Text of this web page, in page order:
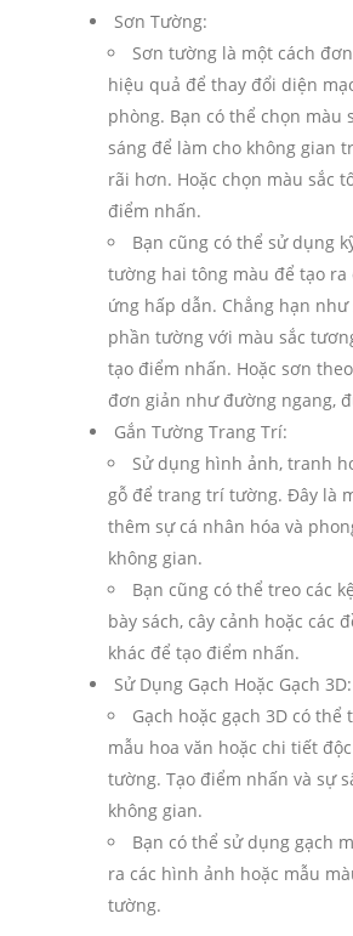
Sơn Tường:
Sơn tường là một cách
hiệu quả để thay đổi diện
phòng. Bạn có thể chọn màu
sáng để làm cho không gian
rãi hơn. Hoặc chọn màu sắc
điểm nhấn.
Bạn cũng có thể sử dụng
tường hai tông màu để tạo ra
ứng hấp dẫn. Chẳng hạn
phần tường với màu sắc
tạo điểm nhấn. Hoặc sơn
đơn giản như đường ngang,
Gắn Tường Trang Trí:
Sử dụng hình ảnh, tranh
gỗ để trang trí tường. Đây là
thêm sự cá nhân hóa và
không gian.
Bạn cũng có thể treo các
bày sách, cây cảnh hoặc các
khác để tạo điểm nhấn.
Sử Dụng Gạch Hoặc Gạch 3D:
Gạch hoặc gạch 3D có thể
mẫu hoa văn hoặc chi tiết
tường. Tạo điểm nhấn và sự
không gian.
Bạn có thể sử dụng gạch
ra các hình ảnh hoặc mẫu
tường.